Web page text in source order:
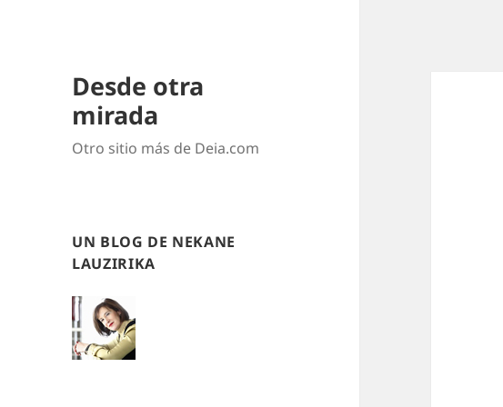
Desde otra
mirada
Otro sitio más de Deia.com
UN BLOG DE NEKANE
LAUZIRIKA